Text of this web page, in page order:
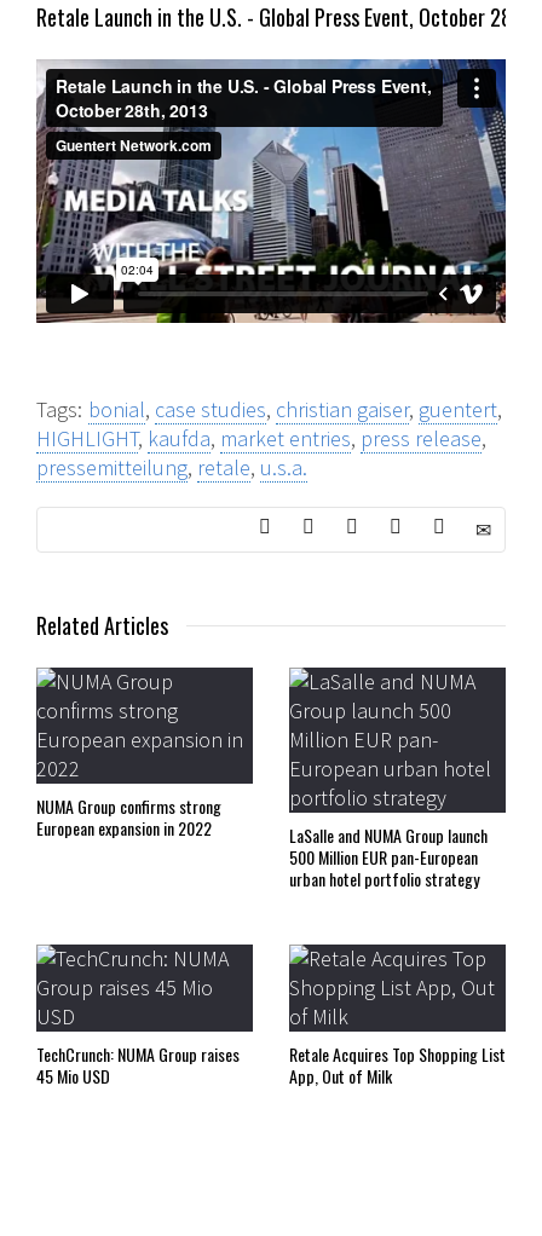
Retale Launch in the U.S. - Global Press Event, October 28th,
Tags: bonial, case studies, christian gaiser, guentert,
HIGHLIGHT, kaufda, market entries, press release,
pressemitteilung, retale, u.s.a.
Related Articles
NUMA Group confirms strong
European expansion in 2022
LaSalle and NUMA Group launch
500 Million EUR pan-European
urban hotel portfolio strategy
TechCrunch: NUMA Group raises
45 Mio USD
Retale Acquires Top Shopping List
App, Out of Milk